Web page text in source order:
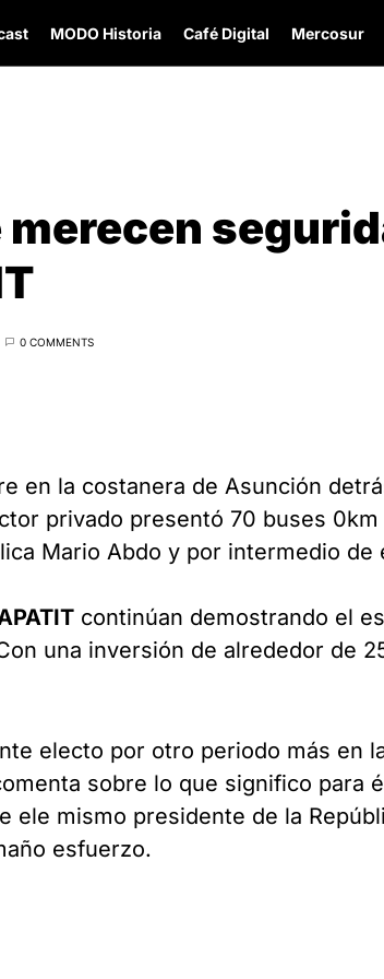
MODO Historia Café Digital Mercosur
merecen
0 COMMENTS
en la costanera de Asunción
privado presentó 70 buses 0km
Mario Abdo y por intermedio de
continúan demostrando el
una inversión de alrededor de
electo por otro periodo más en
sobre lo que significo para
ele mismo presidente de la
esfuerzo.